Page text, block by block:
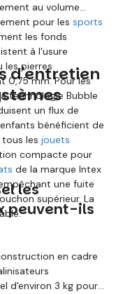
au volume
pour les sports
les fonds
à l'usure
les pierres
0,75 mm. Pour les
technologie Bubble
un flux de
bénéficient de
les jouets
compacte pour
de la marque Intex
une fuite
supérieur. La
d'entretien
les
peuvent-ils
en cadre
d'environ 3 kg pour 1